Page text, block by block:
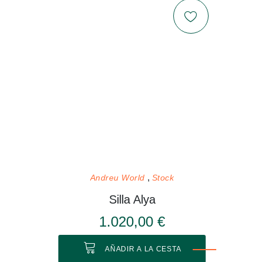
Andreu World Stock
Silla Alya
1.020,00 €
AÑADIR A LA CESTA